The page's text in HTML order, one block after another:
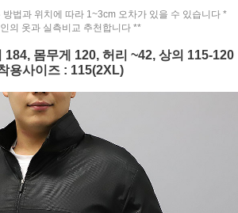
법과 위치에 따라 1~3cm 오차가 있을 수 있습니다 *
의 옷과 실측비교 추천합니다 **
184, 몸무게 120, 허리 ~42, 상의 115-120
용사이즈 : 115(2XL)